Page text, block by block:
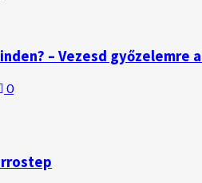
– Vezesd
0